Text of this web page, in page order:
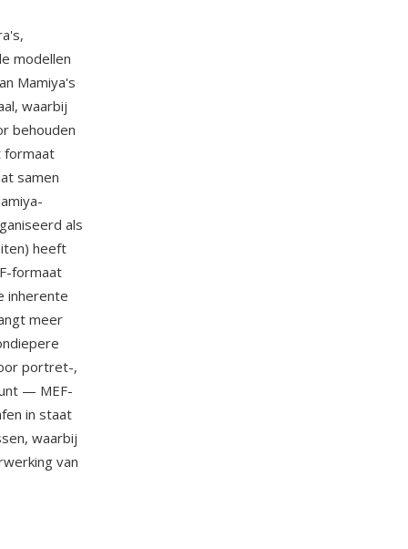
modellen
Mamiya's
waarbij
behouden
formaat
samen
als
heeft
formaat
inherente
meer
portret-,
— MEF-
in staat
waarbij
van